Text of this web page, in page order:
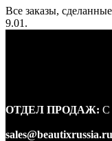
Все заказы,
9.01.
ОТДЕЛ ПРОДАЖ: С
sales@beautixrussia.ru